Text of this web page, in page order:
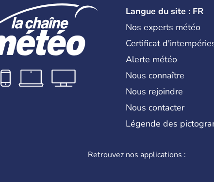
Langue du site : FR
Nos experts météo
Certificat
Alerte météo
Nous connaître
Nous rejoindre
Nous contacter
Légende des
Retrouvez nos applications :